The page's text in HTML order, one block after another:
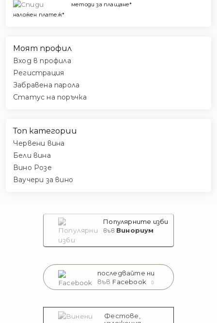
наложен платеж*
методи за плащане*
Моят профил
Вход в профила
Регистрация
Забравена парола
Статус на поръчка
Топ категории
Червени вина
Бели вина
Вино Розе
Ваучери за вино
Популярните изби
във Винориум
последвайте ни
във Facebook
Фестове,